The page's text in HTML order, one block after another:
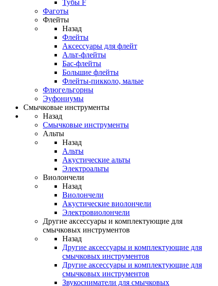
Тубы F
Фаготы
Флейты
Назад
Флейты
Аксессуары для флейт
Альт-флейты
Бас-флейты
Большие флейты
Флейты-пикколо, малые
Флюгельгорны
Эуфониумы
Смычковые инструменты
Назад
Смычковые инструменты
Альты
Назад
Альты
Акустические альты
Электроальты
Виолончели
Назад
Виолончели
Акустические виолончели
Электровиолончели
Другие аксессуары и комплектующие для
смычковых инструментов
Назад
Другие аксессуары и комплектующие для
смычковых инструментов
Другие аксессуары и комплектующие для
смычковых инструментов
Звукосниматели для смычковых